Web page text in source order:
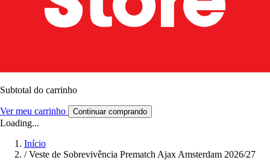
Subtotal do carrinho
Ver meu carrinho Continuar comprando
Loading...
Início
/ Veste de Sobrevivência Prematch Ajax Amsterdam 2026/27